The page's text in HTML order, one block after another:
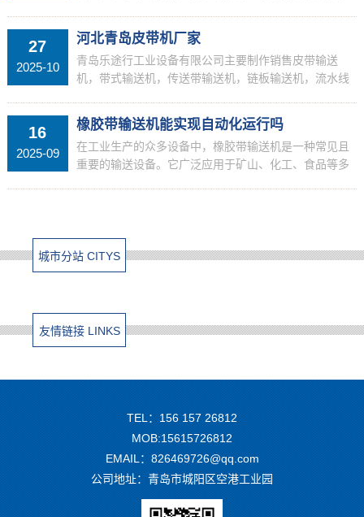
造机等多种机械设备，每种设备的功能各不相同，但协
同工作可...
27
2025-10
河北青岛皮带机厂家
青岛乐途行工业设备有限公司主要制作销售皮带输送
机，带式输送机，传送带输送机，链板输送机，流水线
设备，欢迎联系我们
16
2025-09
橡胶带输送机能实现自动化运行吗
在工业生产的众多设备中，橡胶带输送机是一种常见且
重要的输送设备。它广泛应用于矿山、化工、食品等多
城市分站 CITYS
友情链接 LINKS
TEL：156 157 26812
MOB:15615726812
EMAIL：826469726@qq.com
公司地址：青岛市城阳区空港工业园